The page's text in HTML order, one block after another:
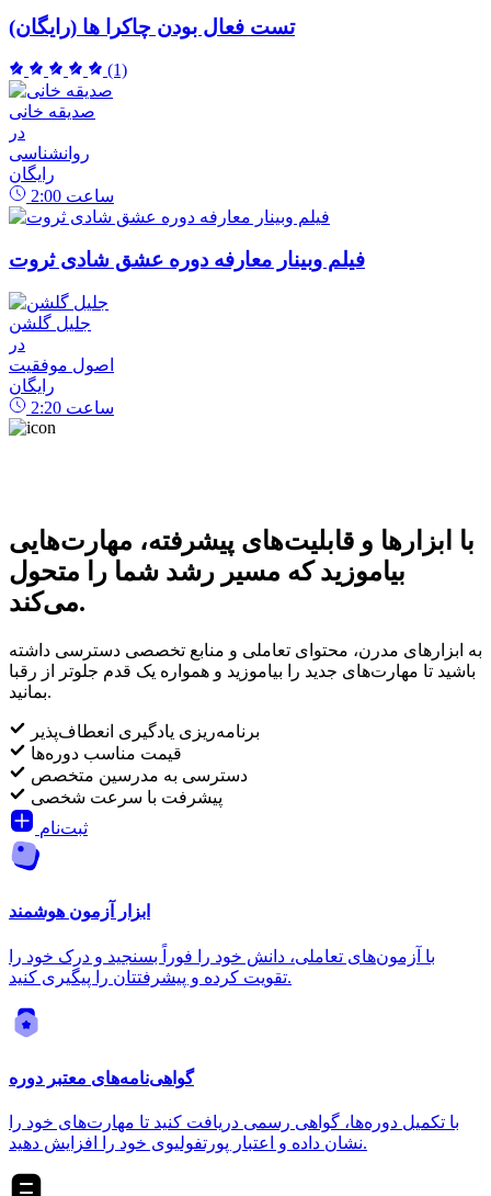
تست فعال بودن چاکرا ها (رایگان)
(1)
صدیقه خانی
در
روانشناسی
رایگان
2:00 ساعت
فیلم وبینار معارفه دوره عشق شادی ثروت
جلیل گلشن
در
اصول موفقیت
رایگان
2:20 ساعت
با ابزارها و قابلیت‌های پیشرفته، مهارت‌هایی
بیاموزید که مسیر رشد شما را متحول
می‌کند.
به ابزارهای مدرن، محتوای تعاملی و منابع تخصصی دسترسی داشته
باشید تا مهارت‌های جدید را بیاموزید و همواره یک قدم جلوتر از رقبا
بمانید.
برنامه‌ریزی یادگیری انعطاف‌پذیر
قیمت مناسب دوره‌ها
دسترسی به مدرسین متخصص
پیشرفت با سرعت شخصی
ثبت‌نام
ابزار آزمون هوشمند
با آزمون‌های تعاملی، دانش خود را فوراً بسنجید و درک خود را
تقویت کرده و پیشرفتتان را پیگیری کنید.
گواهی‌نامه‌های معتبر دوره
با تکمیل دوره‌ها، گواهی رسمی دریافت کنید تا مهارت‌های خود را
نشان داده و اعتبار پورتفولیوی خود را افزایش دهید.